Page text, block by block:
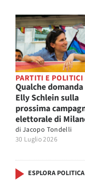
PARTITI E POLITICI
Qualche domanda
Elly Schlein sulla
prossima
elettorale di
di Jacopo Tondelli
30 Luglio 2026
ESPLORA POLITICA